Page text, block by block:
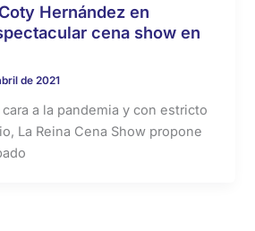
Hernández en
cena show en
de 2021
cara a la pandemia y con estricto
La Reina Cena Show propone